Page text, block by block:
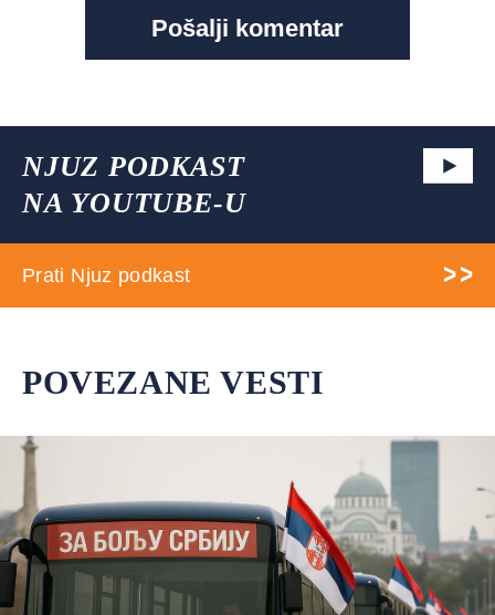
NJUZ PODKAST
NA YOUTUBE-U
Prati Njuz podkast
POVEZANE VESTI